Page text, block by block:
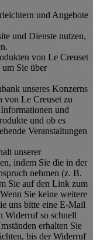
und Angebote
und Dienste nutzen,
von Le Creuset
Sie über
unseres Konzerns
von Le Creuset zu
und
und ob es
Veranstaltungen
unserer
indem Sie die in der
nehmen (z. B.
Sie auf den Link zum
Sie keine weitere
uns bitte eine E-Mail
Widerruf so schnell
erhalten Sie
bis der Widerruf